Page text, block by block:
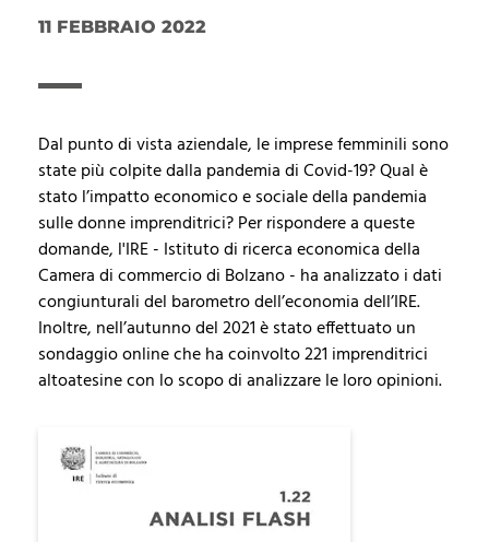
11 FEBBRAIO 2022
Dal punto di vista aziendale, le imprese femminili sono
state più colpite dalla pandemia di Covid-19? Qual è
stato l’impatto economico e sociale della pandemia
sulle donne imprenditrici? Per rispondere a queste
domande, l'IRE - Istituto di ricerca economica della
Camera di commercio di Bolzano - ha analizzato i dati
congiunturali del barometro dell’economia dell’IRE.
Inoltre, nell’autunno del 2021 è stato effettuato un
sondaggio online che ha coinvolto 221 imprenditrici
altoatesine con lo scopo di analizzare le loro opinioni.